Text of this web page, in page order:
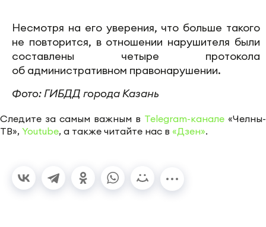
Несмотря на его уверения, что больше такого
не повторится, в отношении нарушителя были
составлены четыре протокола
об административном правонарушении.
Фото: ГИБДД города Казань
Следите за самым важным в Telegram-канале «Челны-
ТВ», Youtube, а также читайте нас в «Дзен».